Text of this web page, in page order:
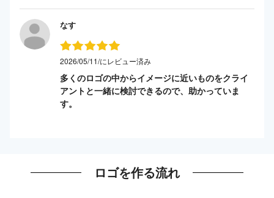
なす
2026/05/11/にレビュー済み
多くのロゴの中からイメージに近いものをクライ
アントと一緒に検討できるので、助かっていま
す。
ロゴを作る流れ